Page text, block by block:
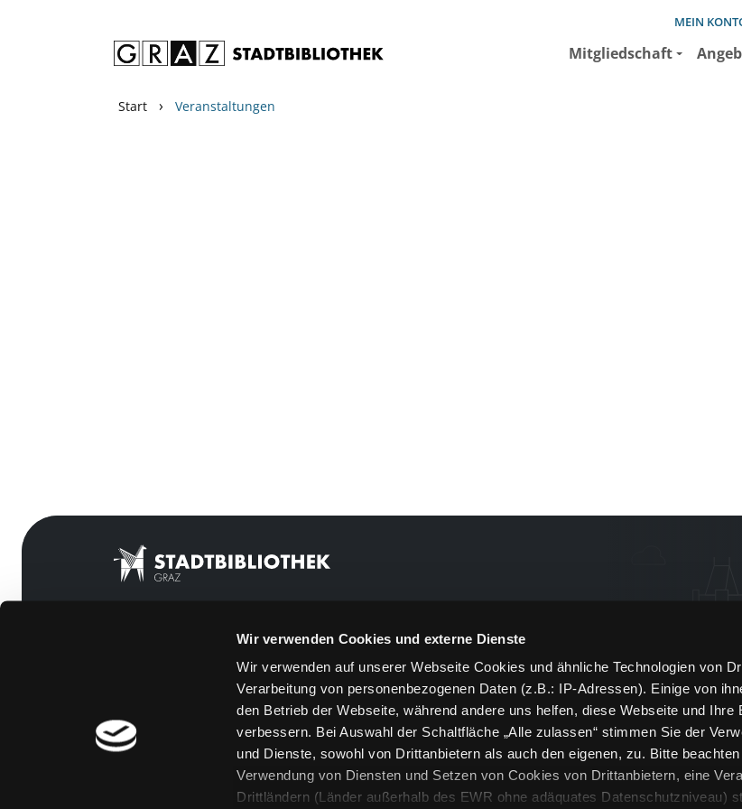
Wir verwenden Cookies und externe Dienste
Wir verwenden auf unserer Webseite Cookies und ähnliche Technologien von
Verarbeitung von personenbezogenen Daten (z.B.: IP-Adressen). Einige von
den Betrieb der Webseite, während andere uns helfen, diese Webseite und Ihre
verbessern. Bei Auswahl der Schaltfläche „Alle zulassen“ stimmen Sie der
und Dienste, sowohl von Drittanbietern als auch den eigenen, zu. Bitte
Verwendung von Diensten und Setzen von Cookies von Drittanbietern, eine
Drittländern (Länder außerhalb des EWR ohne adäquates Datenschutzniveau)
MEIN
Mitgliedschaft
Start › Veranstaltungen
[kju:b]
Feedback
Kontakt
Über uns
Jobs
Medienwunsch
FAQs